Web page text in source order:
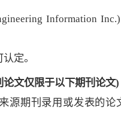
Information Inc.)
定。
文仅限于以下期刊论文)
源期刊录用或发表的论